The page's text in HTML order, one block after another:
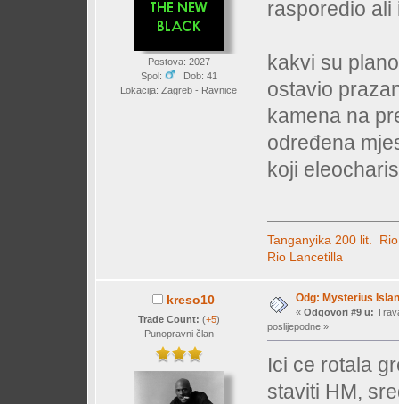
Postova: 2027
Spol:
Dob: 41
Lokacija: Zagreb - Ravnice
rasporedio
kakvi su
ostavio
kamena na
određena
koji
Tanganyika 200 lit.
Rio Lancetilla
kreso10
Trade Count: (+5)
Punopravni član
Odg: Mysterius
« Odgovori #9 u:
poslijepodne »
Ici ce rotala
staviti HM,